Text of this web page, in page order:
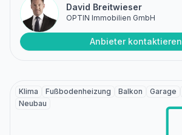
David Breitwieser
OPTIN Immobilien GmbH
Anbieter kontaktieren
Klima Fußbodenheizung Balkon Garage
Neubau